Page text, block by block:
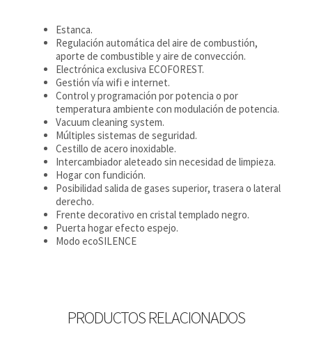
Estanca.
Regulación automática del aire de combustión,
aporte de combustible y aire de convección.
Electrónica exclusiva ECOFOREST.
Gestión vía wifi e internet.
Control y programación por potencia o por
temperatura ambiente con modulación de potencia.
Vacuum cleaning system.
Múltiples sistemas de seguridad.
Cestillo de acero inoxidable.
Intercambiador aleteado sin necesidad de limpieza.
Hogar con fundición.
Posibilidad salida de gases superior, trasera o lateral
derecho.
Frente decorativo en cristal templado negro.
Puerta hogar efecto espejo.
Modo ecoSILENCE
PRODUCTOS RELACIONADOS